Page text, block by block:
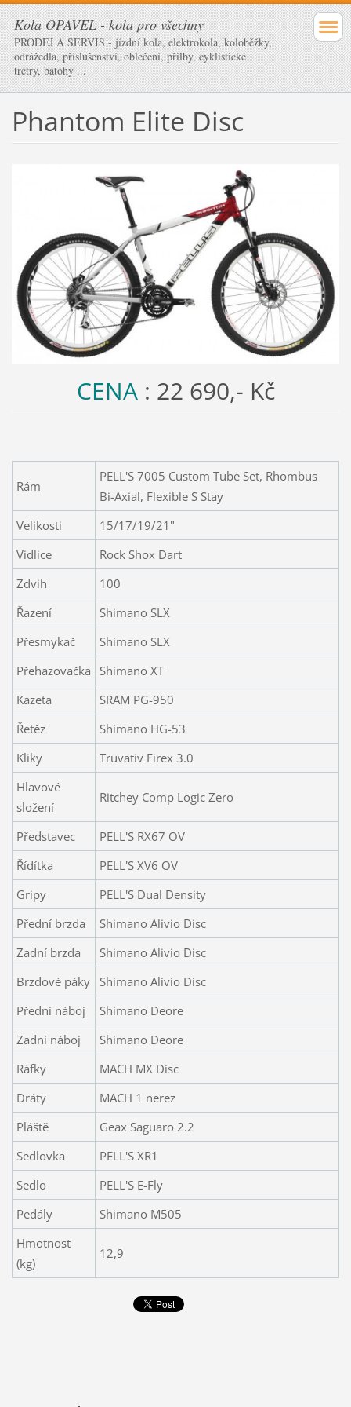
Kola OPAVEL - kola pro všechny
PRODEJ A SERVIS - jízdní kola, elektrokola, koloběžky,
odrážedla, příslušenství, oblečení, přilby, cyklistické
tretry, batohy ...
Phantom Elite Disc
CENA: 22 690,- Kč
Rám
PELL'S 7005 Custom Tube Set, Rhombus
Bi-Axial, Flexible S Stay
Velikosti
15/17/19/21"
Vidlice
Rock Shox Dart
Zdvih
100
Řazení
Shimano SLX
Přesmykač
Shimano SLX
Přehazovačka
Shimano XT
Kazeta
SRAM PG-950
Řetěz
Shimano HG-53
Kliky
Truvativ Firex 3.0
Hlavové
složení
Ritchey Comp Logic Zero
Představec
PELL'S RX67 OV
Řídítka
PELL'S XV6 OV
Gripy
PELL'S Dual Density
Přední brzda
Shimano Alivio Disc
Zadní brzda
Shimano Alivio Disc
Brzdové páky
Shimano Alivio Disc
Přední náboj
Shimano Deore
Zadní náboj
Shimano Deore
Ráfky
MACH MX Disc
Dráty
MACH 1 nerez
Pláště
Geax Saguaro 2.2
Sedlovka
PELL'S XR1
Sedlo
PELL'S E-Fly
Pedály
Shimano M505
Hmotnost
(kg)
12,9